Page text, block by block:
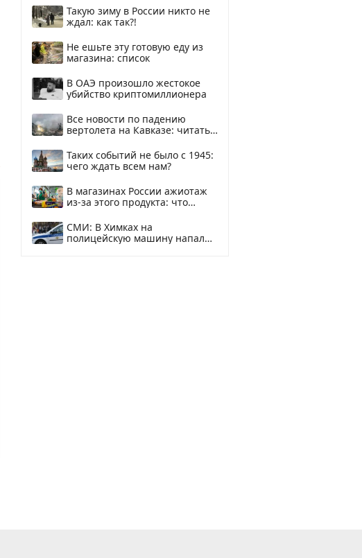
Такую зиму в России никто не
ждал: как так?!
Не ешьте эту готовую еду из
магазина: список
В ОАЭ произошло жестокое
убийство криптомиллионера
Все новости по падению
вертолета на Кавказе: читать
Таких событий не было с 1945:
чего ждать всем нам?
В магазинах России ажиотаж
из-за этого продукта: что
СМИ: В Химках на
полицейскую машину напали